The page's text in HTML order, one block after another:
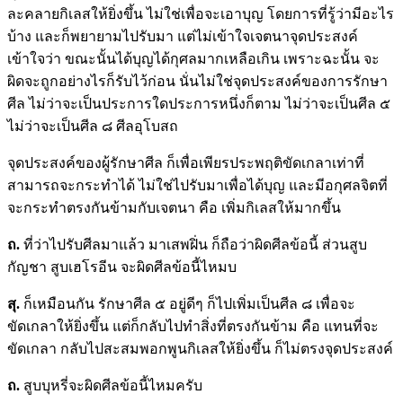
ละคลายกิเลสให้ยิ่งขึ้น ไม่ใช่เพื่อจะเอาบุญ โดยการที่รู้ว่ามีอะไร
บ้าง และก็พยายามไปรับมา แต่ไม่เข้าใจเจตนาจุดประสงค์
เข้าใจว่า ขณะนั้นได้บุญได้กุศลมากเหลือเกิน เพราะฉะนั้น จะ
ผิดจะถูกอย่างไรก็รับไว้ก่อน นั่นไม่ใช่จุดประสงค์ของการรักษา
ศีล ไม่ว่าจะเป็นประการใดประการหนึ่งก็ตาม ไม่ว่าจะเป็นศีล ๕
ไม่ว่าจะเป็นศีล ๘ ศีลอุโบสถ
จุดประสงค์ของผู้รักษาศีล ก็เพื่อเพียรประพฤติขัดเกลาเท่าที่
สามารถจะกระทำได้ ไม่ใช่ไปรับมาเพื่อได้บุญ และมีอกุศลจิตที่
จะกระทำตรงกันข้ามกับเจตนา คือ เพิ่มกิเลสให้มากขึ้น
ถ. ที่ว่าไปรับศีลมาแล้ว มาเสพฝิ่น ก็ถือว่าผิดศีลข้อนี้ ส่วนสูบ
กัญชา สูบเฮโรอีน จะผิดศีลข้อนี้ไหมบ
สุ. ก็เหมือนกัน รักษาศีล ๕ อยู่ดีๆ ก็ไปเพิ่มเป็นศีล ๘ เพื่อจะ
ขัดเกลาให้ยิ่งขึ้น แต่ก็กลับไปทำสิ่งที่ตรงกันข้าม คือ แทนที่จะ
ขัดเกลา กลับไปสะสมพอกพูนกิเลสให้ยิ่งขึ้น ก็ไม่ตรงจุดประสงค์
ถ. สูบบุหรี่จะผิดศีลข้อนี้ไหมครับ